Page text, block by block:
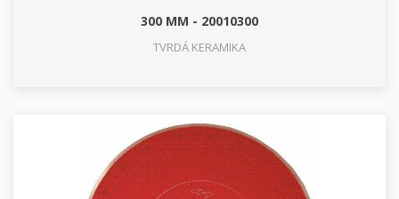
300 MM - 20010300
TVRDÁ KERAMIKA